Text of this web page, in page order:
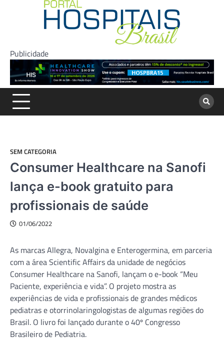
Publicidade
SEM CATEGORIA
Consumer Healthcare na Sanofi
lança e-book gratuito para
profissionais de saúde
01/06/2022
As marcas Allegra, Novalgina e Enterogermina, em parceria
com a área Scientific Affairs da unidade de negócios
Consumer Healthcare na Sanofi, lançam o e-book “Meu
Paciente, experiência e vida”. O projeto mostra as
experiências de vida e profissionais de grandes médicos
pediatras e otorrinolaringologistas de algumas regiões do
Brasil. O livro foi lançado durante o 40º Congresso
Brasileiro de Pediatria.